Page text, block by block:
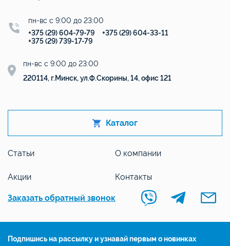
пн-вс с 9:00 до 23:00
+375 (29) 604-79-79
+375 (29) 604-33-11
+375 (29) 739-17-79
пн-вс с 9:00 до 23:00
220114, г.Минск, ул.Ф.Скорины, 14, офис 121
Каталог
Статьи О компании
Акции Контакты
Заказать обратный звонок
Подпишись на рассылку и узнавай первым о новинках